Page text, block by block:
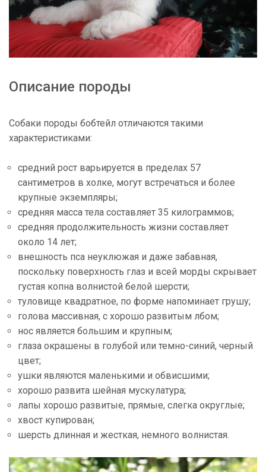
Описание породы
Собаки породы бобтейл отличаются такими
характеристиками:
средний рост варьируется в пределах 57
сантиметров в холке, могут встречаться и более
крупные экземпляры;
средняя масса тела составляет 35 килограммов;
средняя продолжительность жизни составляет
около 14 лет;
внешность пса неуклюжая и даже забавная,
поскольку поверхность глаз и всей морды скрывает
густая копна волнистой белой шерсти;
туловище квадратное, по форме напоминает грушу;
голова массивная, с хорошо развитым лбом;
нос является большим и крупным;
глаза окрашены в голубой или темно-синий, черный
цвет;
ушки являются маленькими и обвисшими;
хорошо развита шейная мускулатура;
лапы хорошо развитые, прямые, слегка округлые;
хвост купирован;
шерсть длинная и жесткая, немного волнистая.